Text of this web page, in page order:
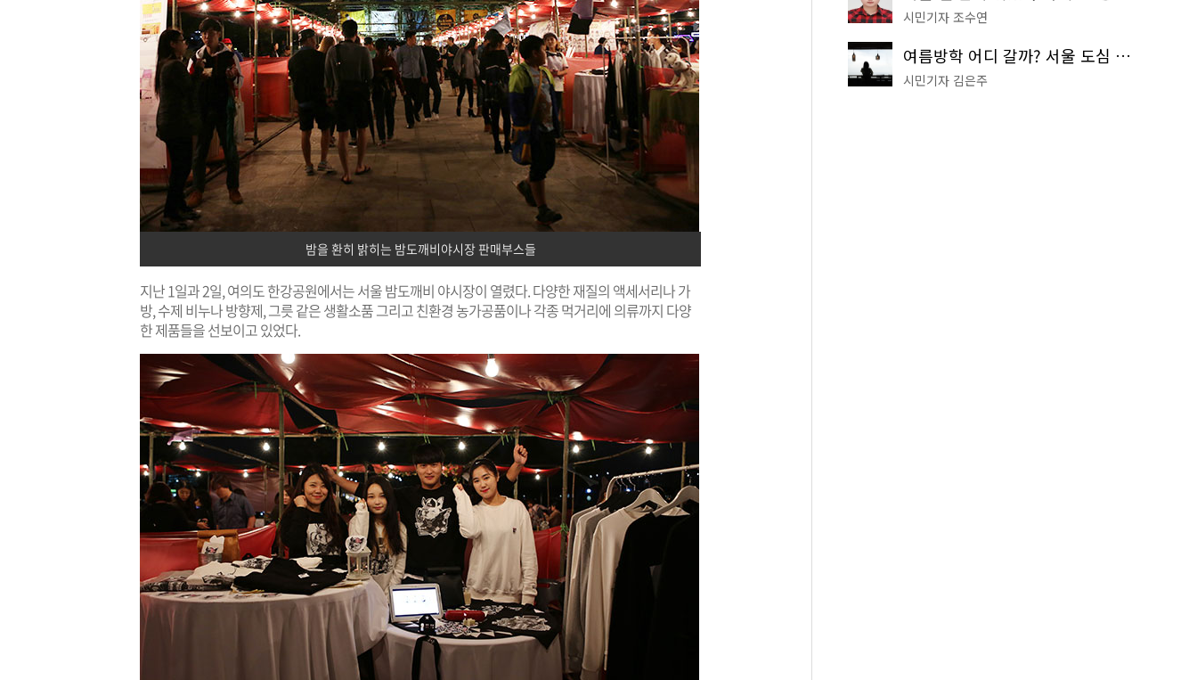
밤을 환히 밝히는 밤도깨비야시장 판매부스들
지난 1일과 2일, 여의도 한강공원에서는 서울 밤도깨비 야시장이 열렸다. 다양한 재질의 액세서리나 가
방, 수제 비누나 방향제, 그릇 같은 생활소품 그리고 친환경 농가공품이나 각종 먹거리에 의류까지 다양
한 제품들을 선보이고 있었다.
시민기자 조수연
여름방학 어디 갈까? 서울 도심 무료 실내 여행 코스 추천
시민기자 김은주